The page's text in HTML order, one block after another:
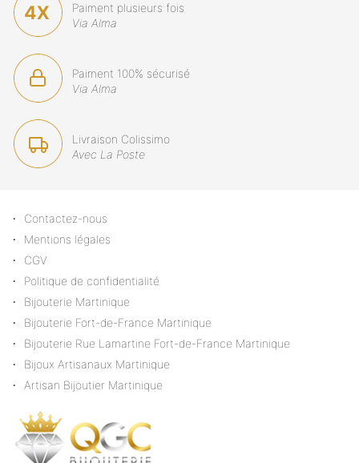
Paiment plusieurs fois
Via Alma
Paiment 100% sécurisé
Via Alma
Livraison Colissimo
Avec La Poste
Contactez-nous
Mentions légales
CGV
Politique de confidentialité
Bijouterie Martinique
Bijouterie Fort-de-France Martinique
Bijouterie Rue Lamartine Fort-de-France Martinique
Bijoux Artisanaux Martinique
Artisan Bijoutier Martinique